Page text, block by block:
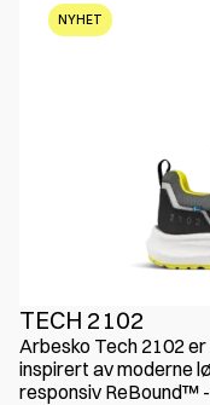
NYHET
TECH 2102
Arbesko Tech 2102
inspirert av moderne
responsiv ReBound™